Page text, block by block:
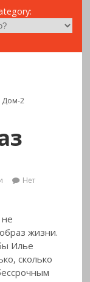
Дом-2
Нет
жизни.
Илье
сколько